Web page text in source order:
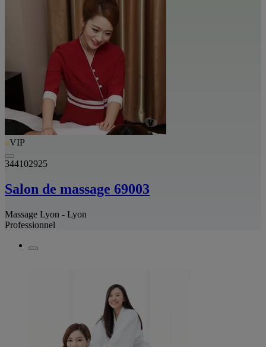
VIP
344102925
Salon de massage 69003
Massage Lyon - Lyon
Professionnel